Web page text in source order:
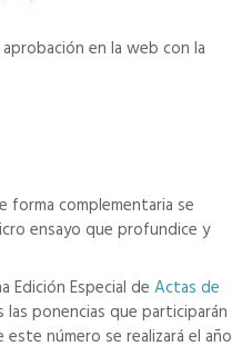
en la web con la
complementaria se
ensayo que profundice y
Edición Especial de Actas de
ponencias que participarán
número se realizará el año